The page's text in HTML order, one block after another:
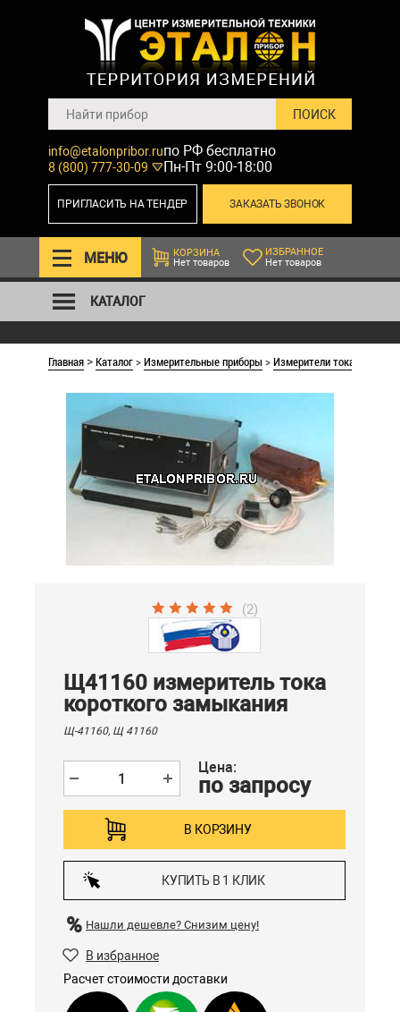
info@etalonpribor.ru
8 (800) 777-30-09
по РФ бесплатно
Пн-Пт 9:00-18:00
ЗАКАЗАТЬ ЗВОНОК
ПРИГЛАСИТЬ НА ТЕНДЕР
МЕНЮ
КОРЗИНА
Нет товаров
ИЗБРАННОЕ
Нет товаров
КАТАЛОГ
Главная >Каталог>Измерительные приборы >Измерители тока
(2)
Щ41160 измеритель тока
короткого замыкания
Щ-41160, Щ 41160
Цена:
по запросу
В КОРЗИНУ
КУПИТЬ В 1 КЛИК
Нашли дешевле? Снизим цену!
В избранное
Расчет стоимости доставки